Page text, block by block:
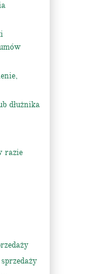
dłużnika
razie